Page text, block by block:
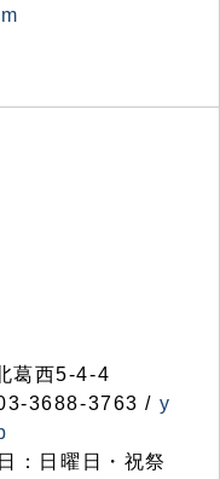
葛西5-4-4
3688-3763 / y
：日曜日・祝祭